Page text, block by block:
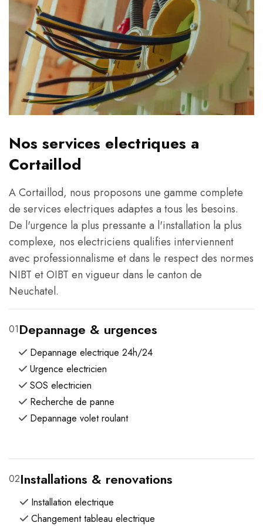
Nos services electriques a
Cortaillod
A Cortaillod, nous proposons une gamme complete
de services electriques adaptes a tous les besoins.
De l'urgence la plus pressante a l'installation la plus
complexe, nos electriciens qualifies interviennent
avec professionnalisme et dans le respect des normes
NIBT et OIBT en vigueur dans le canton de
Neuchatel.
01Depannage & urgences
Depannage electrique 24h/24
Urgence electricien
SOS electricien
Recherche de panne
Depannage volet roulant
02Installations & renovations
Installation electrique
Changement tableau electrique